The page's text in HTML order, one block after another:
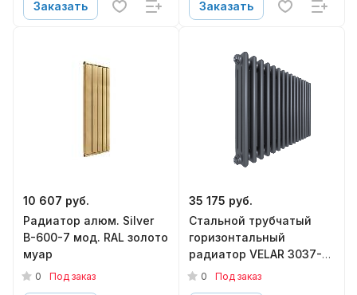
Заказать Заказать
10 607 руб.
Радиатор алюм. Silver
B-600-7 мод. RAL золото
муар
0 Под заказ
35 175 руб.
Стальной трубчатый
горизонтальный
радиатор VELAR 3037-15
секций нижнее
0 Под заказ